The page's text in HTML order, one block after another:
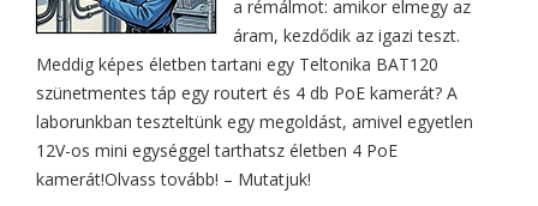
a rémálmot: amikor elmegy az
áram, kezdődik az igazi teszt.
Meddig képes életben tartani egy Teltonika BAT120
szünetmentes táp egy routert és 4 db PoE kamerát? A
laborunkban teszteltünk egy megoldást, amivel egyetlen
12V-os mini egységgel tarthatsz életben 4 PoE
kamerát!Olvass tovább! – Mutatjuk!